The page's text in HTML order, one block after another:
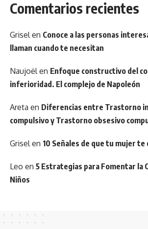
Comentarios recientes
Griselen Conoce a las personas
llaman cuando te necesitan
Naujoëlen Enfoque constructivo del
inferioridad. El complejo de Napoleón
Areta en Diferencias entre Trastorno
compulsivo y Trastorno obsesivo
Griselen 10 Señales de que tu mujer te
Leo en 5 Estrategias para Fomentar la
Niños